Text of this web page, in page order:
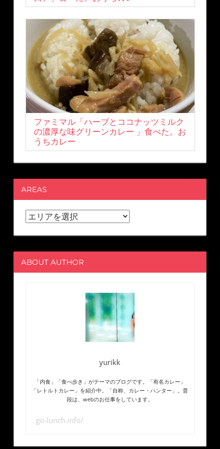
ファミマル「ハーブとココナッツミルク
の濃厚な味グリーンカレー 」食べた。お
うちカレー
AREAS
ABOUT AUTHOR
yurikk
「内食」「食べ歩き」がテーマのブログです。「有名カレー」
「レトルトカレー」を紹介中。「自称、カレー・ハンター」。普
段は、webのお仕事をしています。
go-lunch.info/